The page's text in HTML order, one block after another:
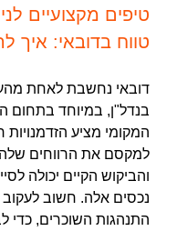
טיפים מקצועיים
טווח בדובאי: איך
דובאי נחשבת לאחת
בנדל"ן, במיוחד בתחום
המקומי מציע הזדמנויות
למקסם את הרווחים
והביקוש הקיים יכולה
נכסים אלה. חשוב לעקוב
התנהגות השוכרים, כדי